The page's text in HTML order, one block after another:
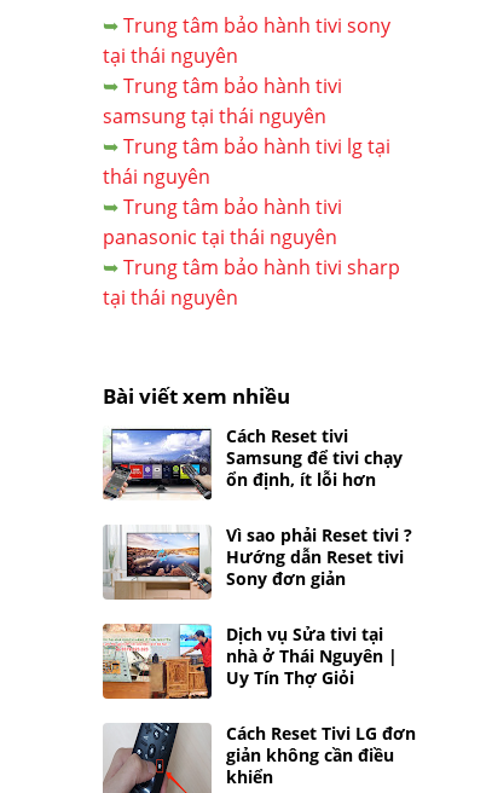
➥Trung tâm bảo hành tivi sony
tại thái nguyên
➥Trung tâm bảo hành tivi
samsung tại thái nguyên
➥Trung tâm bảo hành tivi lg tại
thái nguyên
➥Trung tâm bảo hành tivi
panasonic tại thái nguyên
➥Trung tâm bảo hành tivi sharp
tại thái nguyên
Bài viết xem nhiều
Cách Reset tivi
Samsung để tivi chạy
ổn định, ít lỗi hơn
Vì sao phải Reset tivi ?
Hướng dẫn Reset tivi
Sony đơn giản
Dịch vụ Sửa tivi tại
nhà ở Thái Nguyên |
Uy Tín Thợ Giỏi
Cách Reset Tivi LG đơn
giản không cần điều
khiển